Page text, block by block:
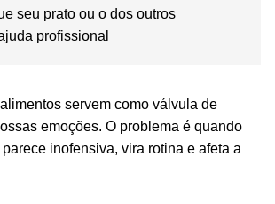
seu prato ou o dos outros
profissional
servem como válvula de
emoções. O problema é quando
inofensiva, vira rotina e afeta a